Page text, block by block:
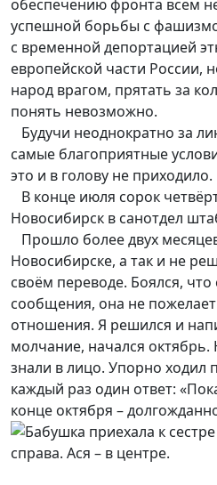
обеспечению фронта всем
успешной борьбы с
с временной депортацией
европейской части России,
народ врагом, прятать за
понять невозможно.
Будучи неоднократно за
самые благоприятные
это и в голову не приходило.
В конце июля сорок
Новосибирск в санотдел
Прошло более двух
Новосибирске, а так и не
своём переводе. Боялся,
сообщения, она не
отношения. Я решился и
молчание, начался
знали в лицо. Упорно ходил
каждый раз один ответ:
конце октября –